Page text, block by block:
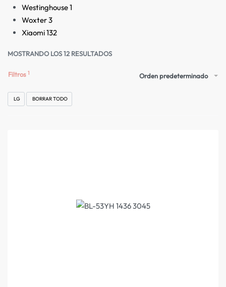
Westinghouse1
Woxter3
Xiaomi132
MOSTRANDO LOS 12 RESULTADOS
Orden predeterminado
Filtros
LG BORRAR TODO